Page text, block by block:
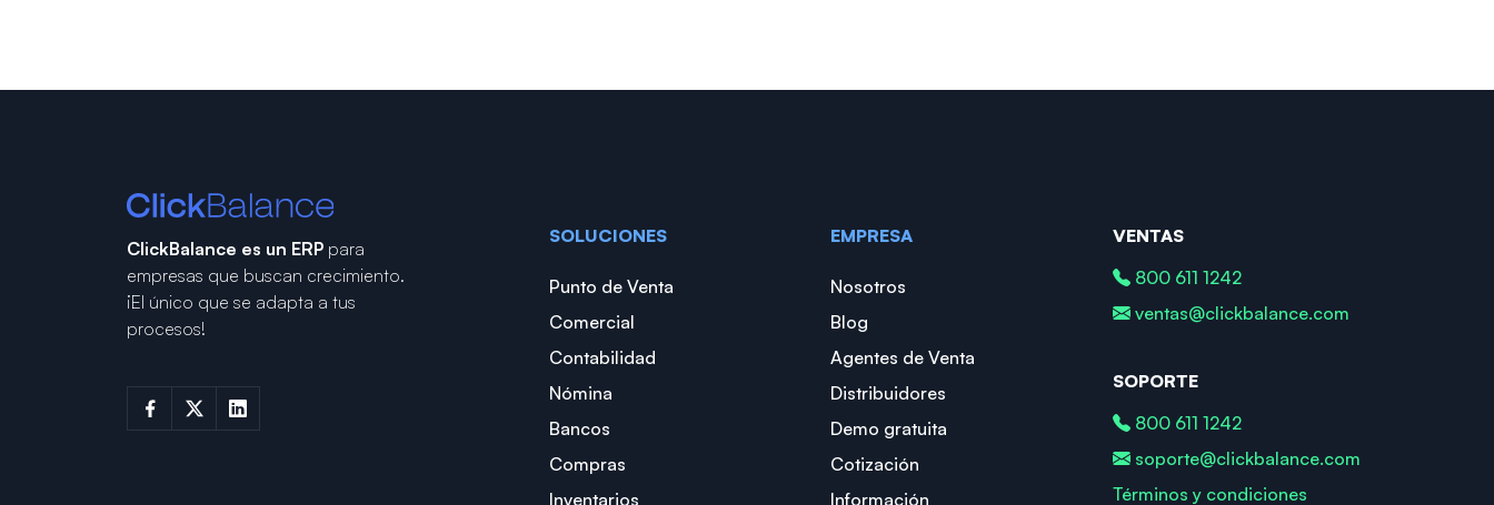
ClickBalance es un ERP para
empresas que buscan crecimiento.
¡El único que se adapta a tus
procesos!
SOLUCIONES
Punto de Venta
Comercial
Contabilidad
Nómina
Bancos
Compras
Inventarios
EMPRESA
Nosotros
Blog
Agentes de Venta
Distribuidores
Demo gratuita
Cotización
Información
VENTAS
800 611 1242
ventas@clickbalance.com
SOPORTE
800 611 1242
soporte@clickbalance.com
Términos y condiciones